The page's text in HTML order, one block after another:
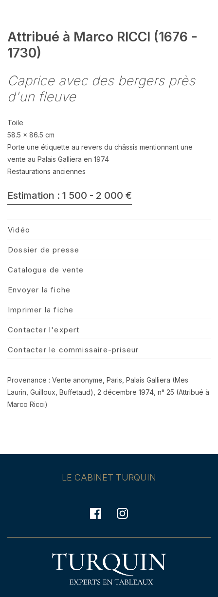
Attribué à Marco RICCI (1676 -
1730)
Caprice avec des bergers près
d'un fleuve
Toile
58.5 x 86.5 cm
Porte une étiquette au revers du châssis mentionnant une
vente au Palais Galliera en 1974
Restaurations anciennes
Estimation : 1 500 - 2 000 €
Vidéo
Dossier de presse
Catalogue de vente
Envoyer la fiche
Imprimer la fiche
Contacter l'expert
Contacter le commissaire-priseur
Provenance : Vente anonyme, Paris, Palais Galliera (Mes
Laurin, Guilloux, Buffetaud), 2 décembre 1974, n° 25 (Attribué à
Marco Ricci)
LE CABINET TURQUIN